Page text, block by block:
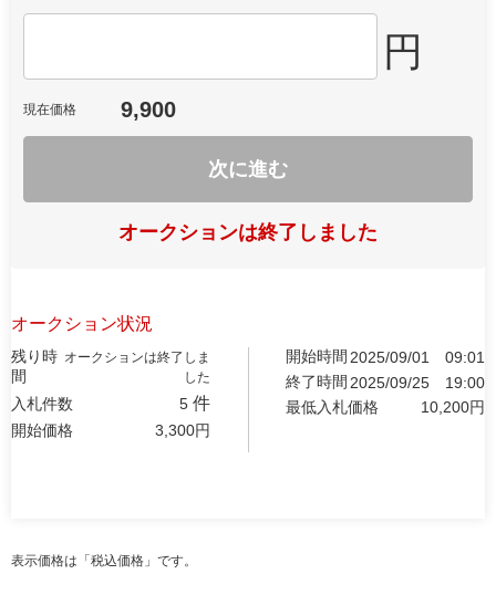
円
現在価格 9,900
次に進む
オークションは終了しました
オークション状況
残り時
間
オークションは終了しま
した
入札件数 5 件
開始価格 3,300円
開始時間 2025/09/01
09:01
終了時間 2025/09/25
19:00
最低入札価格
10,200円
表示価格は「税込価格」です。